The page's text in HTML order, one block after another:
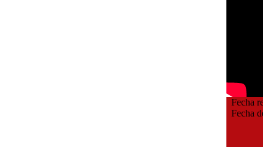
Fecha
Fecha